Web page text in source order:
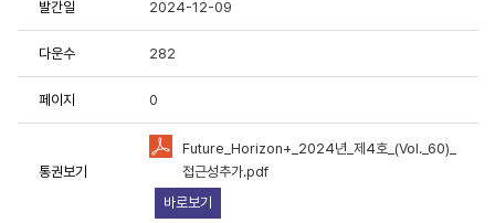
이용 동의서 및 사용목적 등에 응답 부탁드립니다.
원 연구성과물 활용 현황 및 서비스 분석을 위한 기초자료로 활용
발간일 2024-12-09
다운수 282
페이지 0
통권보기
Future_Horizon+_2024년_제4호_(Vol._60)_
접근성추가.pdf
바로보기